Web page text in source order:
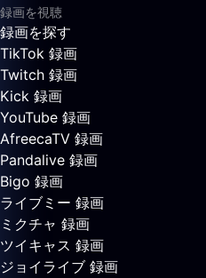
録画を視聴
録画を探す
TikTok 録画
Twitch 録画
Kick 録画
YouTube 録画
AfreecaTV 録画
Pandalive 録画
Bigo 録画
ライブミー 録画
ミクチャ 録画
ツイキャス 録画
ジョイライブ 録画